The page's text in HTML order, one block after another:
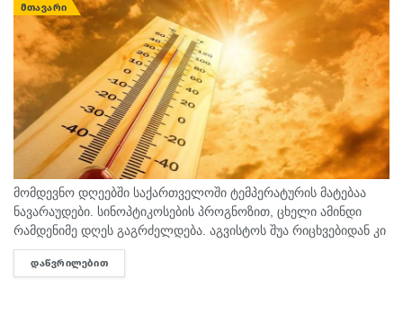
ᲛᲗᲐᲕᲐᲠᲘ
მომდევნო დღეებში საქართველოში ტემპერატურის მატებაა
ნავარაუდები. სინოპტიკოსების პროგნოზით, ცხელი ამინდი
რამდენიმე დღეს გაგრძელდება. აგვისტოს შუა რიცხვებიდან კი
ტემპერატურა 40 გრადუსს მიაღწევს. "ტემპერატურამ აგვისტოს
თვეში შესაძლოა 35-40 გრადუსს მიაღწიოს, ანუ ამ...
ᲓᲐᲬᲕᲠᲘᲚᲔᲑᲘᲗ